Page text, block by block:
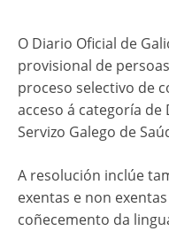
O Diario Oficial de
provisional de
proceso selectivo de
acceso á categoría
Servizo Galego de
A resolución inclúe
exentas e non
coñecemento da